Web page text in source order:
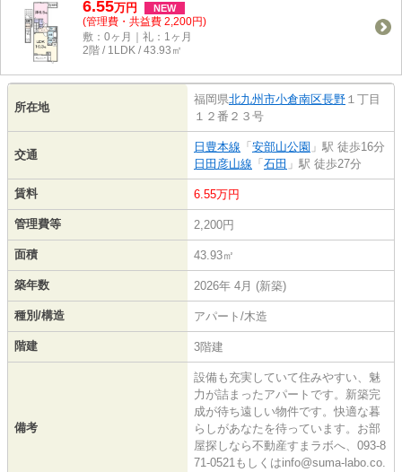
6.55万円 NEW
(管理費・共益費 2,200円)
敷：0ヶ月｜礼：1ヶ月
2階 / 1LDK / 43.93㎡
所在地
福岡県北九州市小倉南区長野 １丁目
１２番２３号
交通
日豊本線 「 安部山公園 」駅 徒歩16分
日田彦山線 「 石田 」駅 徒歩27分
賃料 6.55万円
管理費等 2,200円
面積 43.93㎡
築年数 2026年 4月 (新築)
種別/構造 アパート/木造
階建 3階建
備考
設備も充実していて住みやすい、魅
力が詰まったアパートです。新築完
成が待ち遠しい物件です。快適な暮
らしがあなたを待っています。お部
屋探しなら不動産すまラボへ、093-8
71-0521もしくはinfo@suma-labo.co.